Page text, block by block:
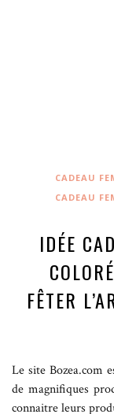
CADEAU
CADEAU
IDÉE
FÊTER
Le site Bozea.com
de magnifiques
connaitre leurs